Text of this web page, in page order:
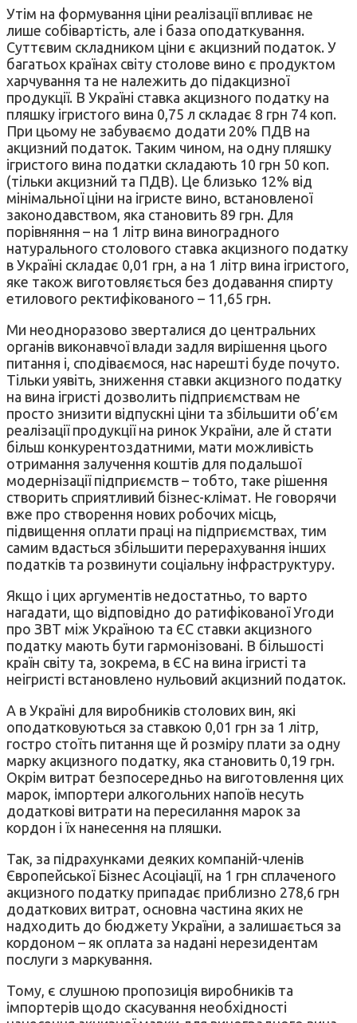
Утім на формування ціни реалізації впливає не
лише собівартість, але і база оподаткування.
Суттєвим складником ціни є акцизний податок. У
багатьох країнах світу столове вино є продуктом
харчування та не належить до підакцизної
продукції. В Україні ставка акцизного податку на
пляшку ігристого вина 0,75 л складає 8 грн 74 коп.
При цьому не забуваємо додати 20% ПДВ на
акцизний податок. Таким чином, на одну пляшку
ігристого вина податки складають 10 грн 50 коп.
(тільки акцизний та ПДВ). Це близько 12% від
мінімальної ціни на ігристе вино, встановленої
законодавством, яка становить 89 грн. Для
порівняння – на 1 літр вина виноградного
натурального столового ставка акцизного податку
в Україні складає 0,01 грн, а на 1 літр вина ігристого,
яке також виготовляється без додавання спирту
етилового ректифікованого – 11,65 грн.
Ми неодноразово зверталися до центральних
органів виконавчої влади задля вирішення цього
питання і, сподіваємося, нас нарешті буде почуто.
Тільки уявіть, зниження ставки акцизного податку
на вина ігристі дозволить підприємствам не
просто знизити відпускні ціни та збільшити об’єм
реалізації продукції на ринок України, але й стати
більш конкурентоздатними, мати можливість
отримання залучення коштів для подальшої
модернізації підприємств – тобто, таке рішення
створить сприятливий бізнес-клімат. Не говорячи
вже про створення нових робочих місць,
підвищення оплати праці на підприємствах, тим
самим вдасться збільшити перерахування інших
податків та розвинути соціальну інфраструктуру.
Якщо і цих аргументів недостатньо, то варто
нагадати, що відповідно до ратифікованої Угоди
про ЗВТ між Україною та ЄС ставки акцизного
податку мають бути гармонізовані. В більшості
країн світу та, зокрема, в ЄС на вина ігристі та
неігристі встановлено нульовий акцизний податок.
А в Україні для виробників столових вин, які
оподатковуються за ставкою 0,01 грн за 1 літр,
гостро стоїть питання ще й розміру плати за одну
марку акцизного податку, яка становить 0,19 грн.
Окрім витрат безпосередньо на виготовлення цих
марок, імпортери алкогольних напоїв несуть
додаткові витрати на пересилання марок за
кордон і їх нанесення на пляшки.
Так, за підрахунками деяких компаній-членів
Європейської Бізнес Асоціації, на 1 грн сплаченого
акцизного податку припадає приблизно 278,6 грн
додаткових витрат, основна частина яких не
надходить до бюджету України, а залишається за
кордоном – як оплата за надані нерезидентам
послуги з маркування.
Тому, є слушною пропозиція виробників та
імпортерів щодо скасування необхідності